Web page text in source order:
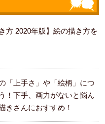
方 2020年版】絵の描き方を
「上手さ」や「絵柄」につ
！下手、画力がないと悩ん
きさんにおすすめ！